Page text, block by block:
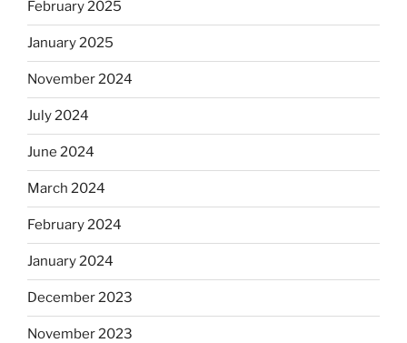
February 2025
January 2025
November 2024
July 2024
June 2024
March 2024
February 2024
January 2024
December 2023
November 2023